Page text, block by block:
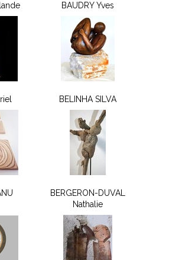
BAUDRY Yves
BELINHA SILVA
BERGERON-DUVAL
Nathalie